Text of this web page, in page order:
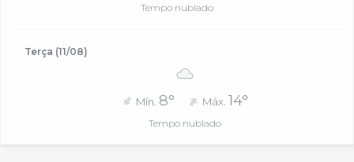
Tempo nublado
Terça (11/08)
Mín. 8° Máx. 14°
Tempo nublado